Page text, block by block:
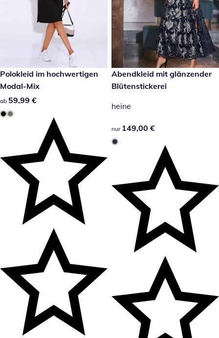
59,99 €
Polokleid im hochwertigen
Modal-Mix
59,99 €
ab 59,99 €
149,00 €
Abendkleid mit glänzender
Blütenstickerei
heine
149,00 €
nur 149,00 €